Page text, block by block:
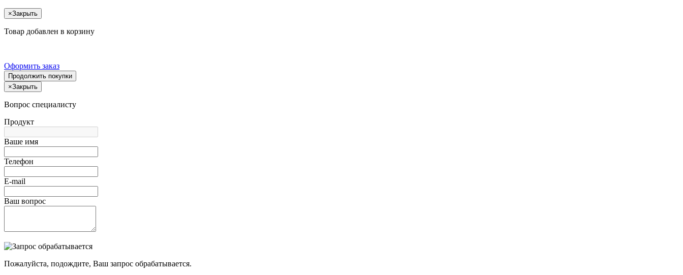
×Закрыть
Товар добавлен в корзину
Оформить заказ
Продолжить покупки
×Закрыть
Вопрос специалисту
Продукт
Ваше имя
Телефон
E-mail
Ваш вопрос
Пожалуйста, подождите, Ваш запрос обрабатывается.